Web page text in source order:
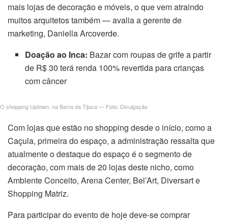
mais lojas de decoração e móveis, o que vem atraindo
muitos arquitetos também — avalia a gerente de
marketing, Daniella Arcoverde.
Doação ao Inca: Bazar com roupas de grife a partir
de R$ 30 terá renda 100% revertida para crianças
com câncer
O shopping Uptown, na Barra da Tijuca — Foto: Divulgação
Com lojas que estão no shopping desde o início, como a
Caçula, primeira do espaço, a administração ressalta que
atualmente o destaque do espaço é o segmento de
decoração, com mais de 20 lojas deste nicho, como
Ambiente Conceito, Arena Center, Bel’Art, Diversart e
Shopping Matriz.
Para participar do evento de hoje deve-se comprar